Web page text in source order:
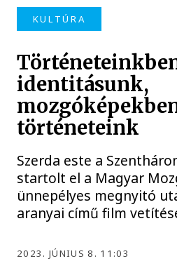
KULTÚRA
identitásunk,
történeteink
Szerda este a
startolt el a Magyar
ünnepélyes megnyitó
aranyai című film
2023. JÚNIUS 8. 11:03